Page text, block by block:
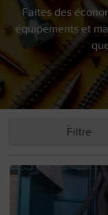
Faites des
équipements et
Filtre